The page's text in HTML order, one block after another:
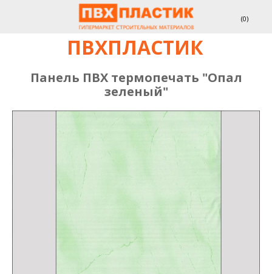
(0)
ПВХПЛАСТИК
Панель ПВХ термопечать "Опал
зеленый"